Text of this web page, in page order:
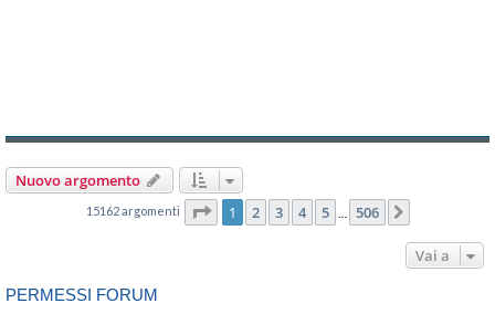
Nuovo argomento
15162 argomenti Pagina di 506
1 2 3 4 5 506
Vai a
PERMESSI FORUM